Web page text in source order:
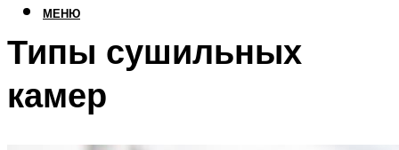
МЕНЮ
Типы сушильных
камер